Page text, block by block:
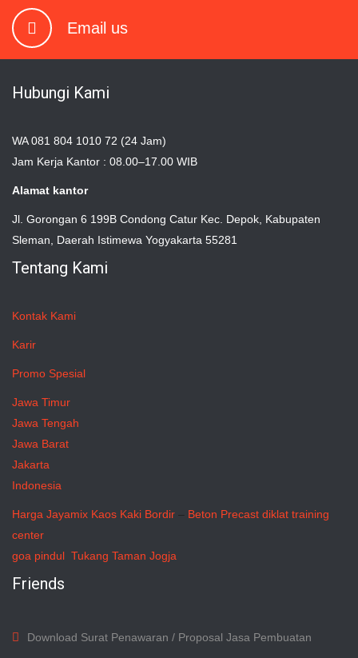
Email us
Hubungi Kami
WA 081 804 1010 72 (24 Jam)
Jam Kerja Kantor : 08.00–17.00 WIB
Alamat kantor
Jl. Gorongan 6 199B Condong Catur Kec. Depok, Kabupaten
Sleman, Daerah Istimewa Yogyakarta 55281
Tentang Kami
Kontak Kami
Karir
Promo Spesial
Jawa Timur
Jawa Tengah
Jawa Barat
Jakarta
Indonesia
Harga Jayamix Kaos Kaki Bordir – Beton Precast diklat training
center
goa pindul Tukang Taman Jogja
Friends
Download Surat Penawaran / Proposal Jasa Pembuatan